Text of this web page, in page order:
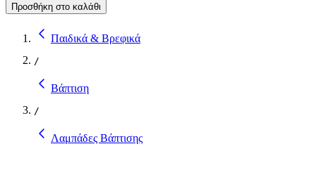
Προσθήκη στο καλάθι
Παιδικά & Βρεφικά
/
Βάπτιση
/
Λαμπάδες Βάπτισης